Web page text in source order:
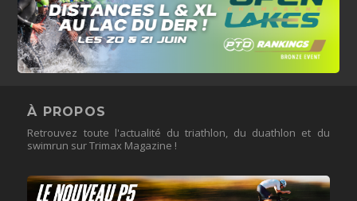
À PROPOS
Retrouvez toute l'actualité du triathlon, du duathlon et du
swimrun sur Trimax Magazine !